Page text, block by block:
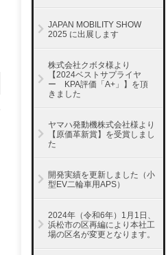
JAPAN MOBILITY SHOW
2025 に出展します
株式会社クボタ様より
【2024ベストサプライヤ
ー KPA評価「A+」】を頂
きました
ヤマハ発動機株式会社様より
【原価革新賞】を受賞しまし
た
開発実績を更新しました（小
型EV二輪車用APS）
2024年（令和6年）1月1日、
浜松市の区再編により本社工
場の区名が変更となります。